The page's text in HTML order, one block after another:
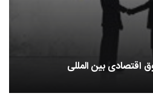
اقتصادی بین المللی